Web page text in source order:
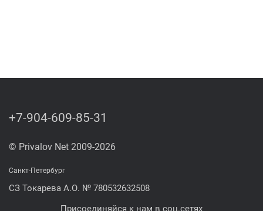
+7-904-609-85-31
© Privalov Net 2009-2026
Санкт-Петербург
СЗ Токарева А.О. № 780532632508
Присоединяйся к нам в соц.сетях